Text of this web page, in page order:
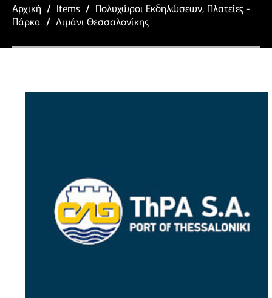
Αρχική / Items / Πολυχώροι Εκδηλώσεων, Πλατείες -
Πάρκα / Λιμάνι Θεσσαλονίκης